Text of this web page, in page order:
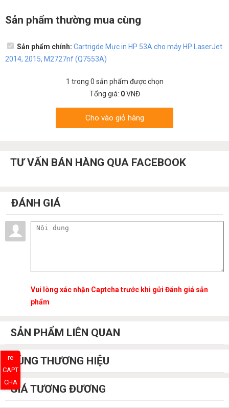
Sản phẩm thường mua cùng
Sản phẩm chính: Cartrigde Mực in HP 53A cho máy HP LaserJet
2014, 2015, M2727nf (Q7553A)
1 trong 0 sản phẩm được chọn
Tổng giá: 0VNĐ
Cho vào giỏ hàng
TƯ VẤN BÁN HÀNG QUA FACEBOOK
ĐÁNH GIÁ
re
CAPT
CHA
Vui lòng xác nhận Captcha trước khi gửi Đánh giá sản
phẩm
SẢN PHẨM LIÊN QUAN
CÙNG THƯƠNG HIỆU
GIÁ TƯƠNG ĐƯƠNG